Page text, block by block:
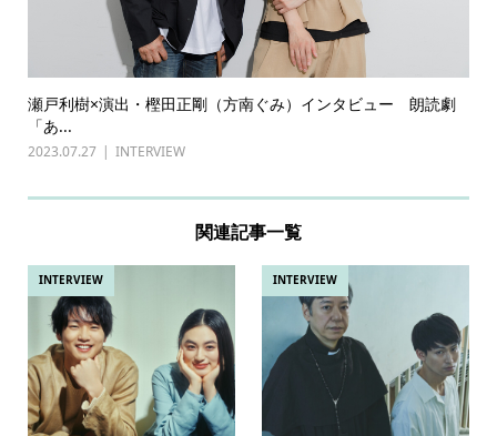
瀬戸利樹×演出・樫田正剛（方南ぐみ）インタビュー 朗読劇
「あ...
2023.07.27 INTERVIEW
関連記事一覧
INTERVIEW INTERVIEW